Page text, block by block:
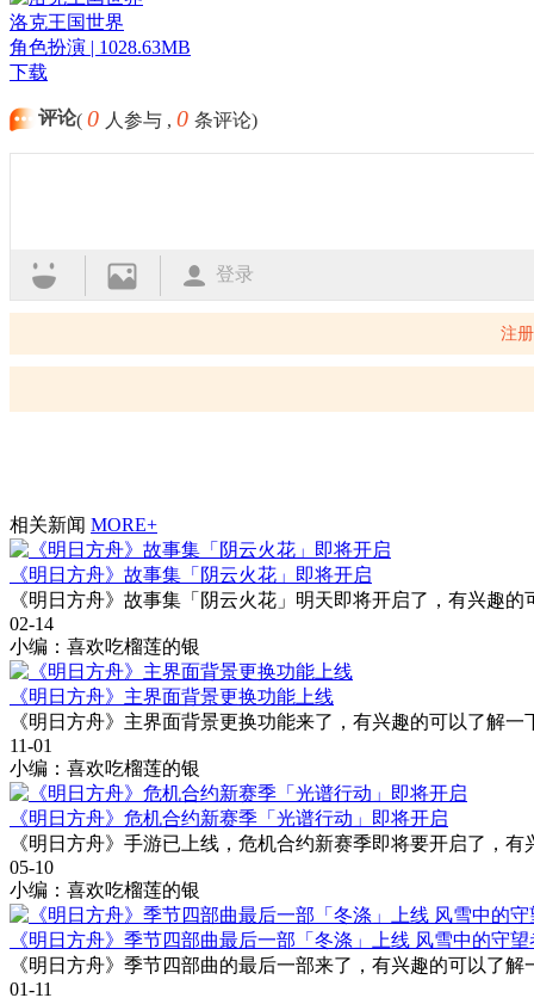
洛克王国世界
角色扮演 | 1028.63MB
下载
评论( 0 人参与 , 0 条评论)
登录
注
相关新闻 MORE+
《明日方舟》故事集「阴云火花」即将开启
《明日方舟》故事集「阴云火花」明天即将开启了，有兴趣
02-14
小编：喜欢吃榴莲的银
《明日方舟》主界面背景更换功能上线
《明日方舟》主界面背景更换功能来了，有兴趣的可以了解
11-01
小编：喜欢吃榴莲的银
《明日方舟》危机合约新赛季「光谱行动」即将开启
《明日方舟》手游已上线，危机合约新赛季即将要开启了，
05-10
小编：喜欢吃榴莲的银
《明日方舟》季节四部曲最后一部「冬涤」上线 风雪中的守望
《明日方舟》季节四部曲的最后一部来了，有兴趣的可以了
01-11